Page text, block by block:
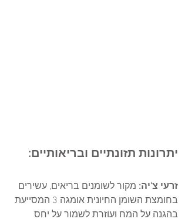
יתרונות תזונתיים ובריאותיים:
זרעי צ'יה: מקור לשומנים בריאים, עשירים
בחומצת השומן החיונית אומגה 3 המסייעת
בהגנה על המח ועוזרת לשמור על יחס